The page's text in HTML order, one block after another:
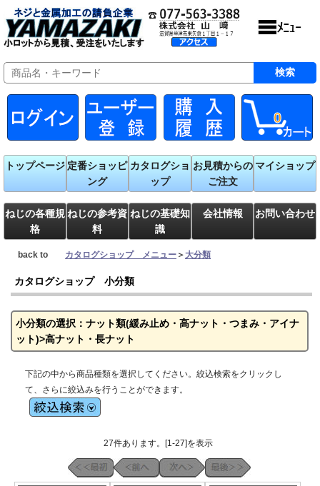
0
トップページ 定番ショッピ
ング
カタログショ
ップ
お見積からの
ご注文
マイショップ
ねじの各種規
格
ねじの参考資
料
ねじの基礎知
識
会社情報 お問い合わせ
back to カタログショップ メニュー ＞大分類
カタログショップ 小分類
小分類の選択：ナット類(緩み止め・高ナット・つまみ・アイナ
ット)>高ナット・長ナット
下記の中から商品種類を選択してください。絞込検索をクリックし
て、さらに絞込みを行うことができます。
27件あります。[1-27]を表示